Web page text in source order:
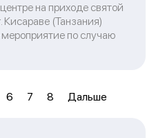
на приходе святой
Кисараве (Танзания)
по случаю
6 7 8 Дальше